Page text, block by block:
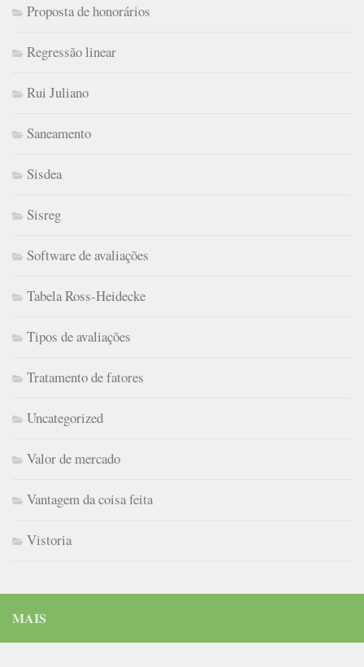
Proposta de honorários
Regressão linear
Rui Juliano
Saneamento
Sisdea
Sisreg
Software de avaliações
Tabela Ross-Heidecke
Tipos de avaliações
Tratamento de fatores
Uncategorized
Valor de mercado
Vantagem da coisa feita
Vistoria
MAIS